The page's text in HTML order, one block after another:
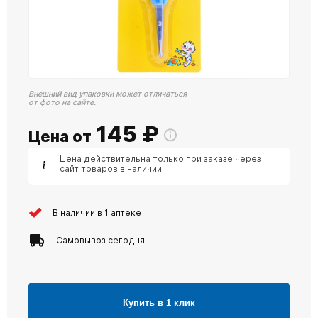
Внешний вид упаковки может отличаться
от фото на сайте.
Цена от 145 ₽
Цена действительна только при заказе через
сайт товаров в наличии
В наличии в 1 аптеке
Самовывоз сегодня
Купить в 1 клик